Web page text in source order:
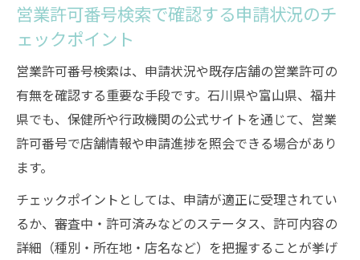
相談手順
営業許可番号検索を使った特定遊興飲食店
営業許可申請の確認
保健福祉センター石川県での書類受付と相
談ポイント
飲食店許可や衛生管理者情報のスムーズな
申請後の進捗管理に役立つ営業許可申請書
の保管術
申請から施設検査までの流れと成功のコツを伝
営業許可番号検索で確認する申請状況のチ
ェックポイント
営業許可番号検索は、申請状況や既存店舗の営業許可の
有無を確認する重要な手段です。石川県や富山県、福井
県でも、保健所や行政機関の公式サイトを通じて、営業
許可番号で店舗情報や申請進捗を照会できる場合があり
ます。
チェックポイントとしては、申請が適正に受理されてい
るか、審査中・許可済みなどのステータス、許可内容の
詳細（種別・所在地・店名など）を把握することが挙げ